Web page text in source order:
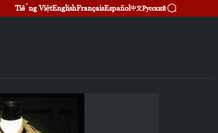
Tiếng ViệtEnglishFrançaisEspañol中文Русский